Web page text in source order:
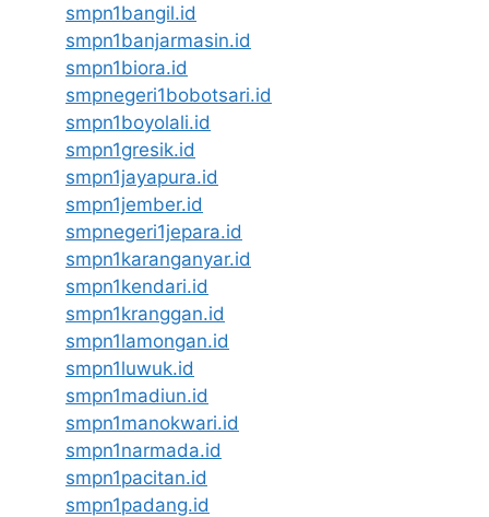
smpn1bangil.id
smpn1banjarmasin.id
smpn1biora.id
smpnegeri1bobotsari.id
smpn1boyolali.id
smpn1gresik.id
smpn1jayapura.id
smpn1jember.id
smpnegeri1jepara.id
smpn1karanganyar.id
smpn1kendari.id
smpn1kranggan.id
smpn1lamongan.id
smpn1luwuk.id
smpn1madiun.id
smpn1manokwari.id
smpn1narmada.id
smpn1pacitan.id
smpn1padang.id